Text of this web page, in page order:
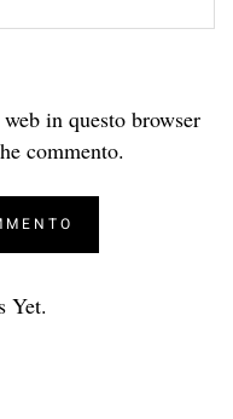
in questo browser
commento.
Yet.